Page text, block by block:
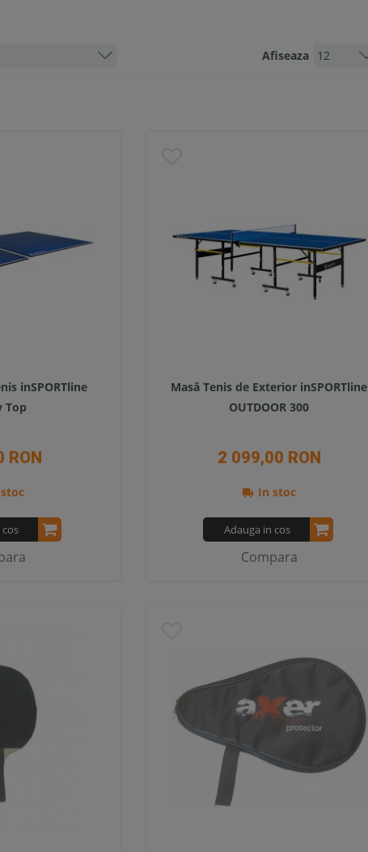
Afiseaza
inSPORTline
Top
RON
Masă Tenis de Exterior inSPORTline
OUTDOOR 300
2 099,00 RON
In stoc
Adauga in cos
Compara